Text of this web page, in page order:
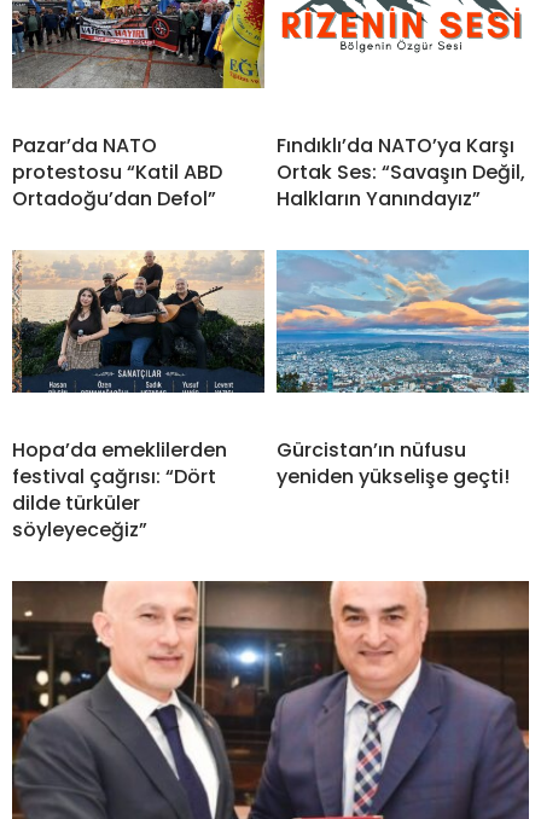
Pazar’da NATO
protestosu “Katil ABD
Ortadoğu’dan Defol”
Fındıklı’da NATO’ya Karşı
Ortak Ses: “Savaşın Değil,
Halkların Yanındayız”
Hopa’da emeklilerden
festival çağrısı: “Dört
dilde türküler
söyleyeceğiz”
Gürcistan’ın nüfusu
yeniden yükselişe geçti!